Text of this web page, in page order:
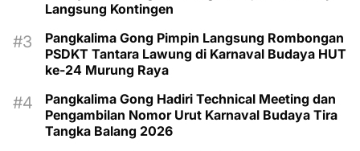
Langsung Kontingen
Pangkalima Gong Pimpin Langsung Rombongan
PSDKT Tantara Lawung di Karnaval Budaya HUT
ke-24 Murung Raya
Pangkalima Gong Hadiri Technical Meeting dan
Pengambilan Nomor Urut Karnaval Budaya Tira
Tangka Balang 2026